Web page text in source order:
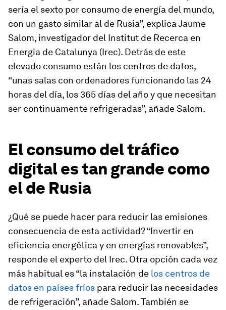
sería el sexto por consumo de energía del mundo,
con un gasto similar al de Rusia”, explica Jaume
Salom, investigador del Institut de Recerca en
Energia de Catalunya (Irec). Detrás de este
elevado consumo están los centros de datos,
“unas salas con ordenadores funcionando las 24
horas del día, los 365 días del año y que necesitan
ser continuamente refrigeradas”, añade Salom.
El consumo del tráfico
digital es tan grande como
el de Rusia
¿Qué se puede hacer para reducir las emisiones
consecuencia de esta actividad? “Invertir en
eficiencia energética y en energías renovables”,
responde el experto del Irec. Otra opción cada vez
más habitual es “la instalación de los centros de
datos en países fríos para reducir las necesidades
de refrigeración”, añade Salom. También se